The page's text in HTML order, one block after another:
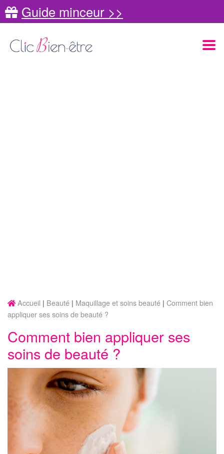
Guide minceur >>
Accueil Beauté Maquillage et soins beauté Comment bien
appliquer ses soins de beauté ?
Comment bien appliquer ses
soins de beauté ?